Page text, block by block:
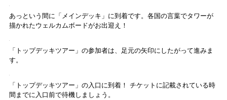
今回は「トップデッキツアー」をチョイスしました！
ツアーの所要時間は約40分。ツアー参加者のみが楽しめる特別な時間
案内に沿ってロビー正面のエレベーターに乗り、中間地点の「メイン
デッキ」を経由。
エレベーター内ではエレガントな紫の制服を着たスタッフさんがアテ
ンドしてくれます。